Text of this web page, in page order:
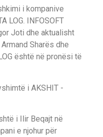
i kompanive
LOG. INFOSOFT
Joti dhe aktualisht
Sharës dhe
është në pronësi të
i Ilir Beqajt në
e njohur për